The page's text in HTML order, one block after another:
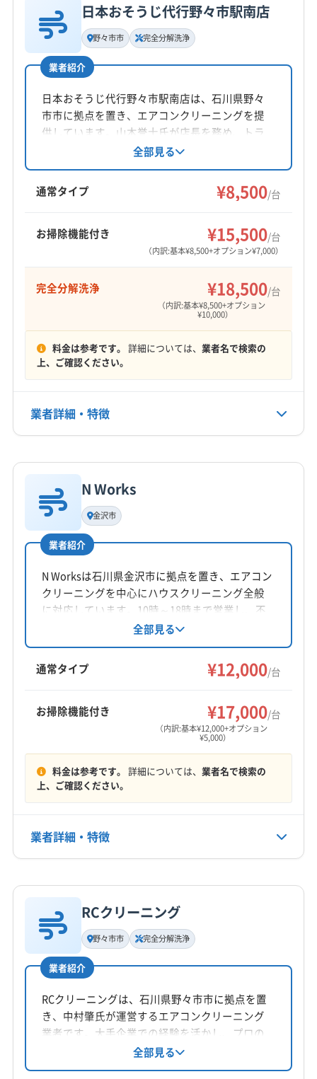
基本情報
代表者名
非公開
所在地
石川県河北郡内灘町
対応地域
かほく市 羽咋市
七尾市
小松市 能美市 白山市
野々市市
羽咋郡志賀町
河北郡内灘町
(富山県) 射水市
(富山県) 砺波市
(富山県) 氷見市
定休日
電話番号
非公開
公式サイトなし
日本おそうじ代行野々市駅南店
野々市市 完全分解洗浄
業者紹介
日本おそうじ代行野々市駅南店は、石川県野々
市市に拠点を置き、エアコンクリーニングを提
供しています。山本誉士氏が店長を務め、トラ
ブルゼロの実績と丁寧な対応が特徴です。基本
料金は1台8500円からで、複数台割引やオプショ
ンも充実。完全分解洗浄や防カビ・抗菌コーテ
ィングにも対応し、快適な空間作りをサポート
全部見る
通常タイプ ¥8,500/台
お掃除機能付き ¥15,500/台
（内訳:基本¥8,500+オプション¥7,000）
完全分解洗浄 ¥18,500/台
（内訳:基本¥8,500+オプション
¥10,000）
料金は参考です。 詳細については、 業者名で検索の
上、ご確認ください。
業者詳細・特徴
基本情報
代表者名
山本誉士
所在地
石川県野々市市
対応地域
かほく市 羽咋市
七尾市
珠洲市 小松市 能美市 白山市
野々市市
輪島市
羽咋郡志賀町
河北郡内灘町
鳳珠郡能登町
(富山県) 小矢部市
(富山県) 砺波市
(福井県) 勝山市
定休日
非公開
公式サイトなし
N Works
金沢市
業者紹介
N Worksは石川県金沢市に拠点を置き、エアコン
クリーニングを中心にハウスクリーニング全般
に対応しています。10時～18時まで営業し、不
定休。基本料金12000円/台で、複数台割引があ
ります。有料駐車場代は店舗負担で、営業時間
外や対応地域外の相談も可能です。
全部見る
通常タイプ ¥12,000/台
お掃除機能付き ¥17,000/台
（内訳:基本¥12,000+オプション
¥5,000）
料金は参考です。 詳細については、 業者名で検索の
上、ご確認ください。
業者詳細・特徴
基本情報
代表者名
中村明博
所在地
石川県金沢市
対応地域
かほく市 羽咋市
七尾市
小松市 能美市 白山市 野々市市
RCクリーニング
野々市市 完全分解洗浄
業者紹介
RCクリーニングは、石川県野々市市に拠点を置
き、中村肇氏が運営するエアコンクリーニング
業者です。大手企業での経験を活かし、プロの
技術を手頃な価格で提供。土日祝日も対応し、
完全分解洗浄や防カビ・抗菌コーティングも可
全部見る